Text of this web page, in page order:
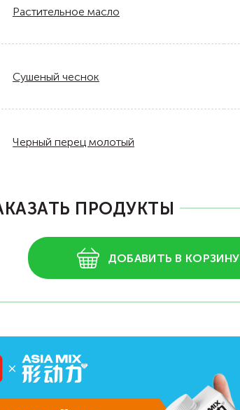
Растительное масло
Сушеный чеснок
Черный перец молотый
ПРОДУКТЫ
ДОБАВИТЬ В КОРЗИНУ